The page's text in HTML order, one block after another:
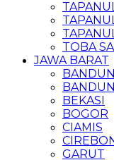
TOBA
JAWA BARAT
BEKASI
BOGOR
CIAMIS
GARUT